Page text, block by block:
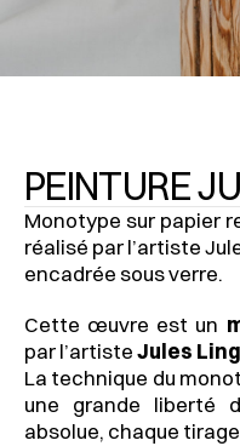
PEINTURE
Monotype sur papier
réalisé par l’artiste
encadrée sous verre.
Cette œuvre est un
par l’artiste Jules
La technique du
une grande liberté
absolue, chaque